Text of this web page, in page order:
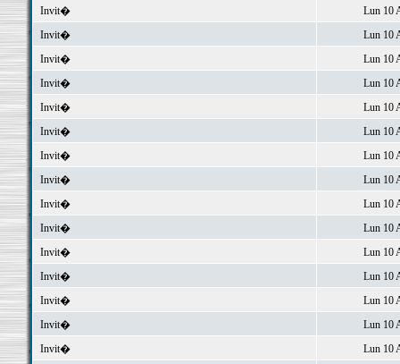
Invit�
Lun 10
Invit�
Lun 10
Invit�
Lun 10
Invit�
Lun 10
Invit�
Lun 10
Invit�
Lun 10
Invit�
Lun 10
Invit�
Lun 10
Invit�
Lun 10
Invit�
Lun 10
Invit�
Lun 10
Invit�
Lun 10
Invit�
Lun 10
Invit�
Lun 10
Invit�
Lun 10